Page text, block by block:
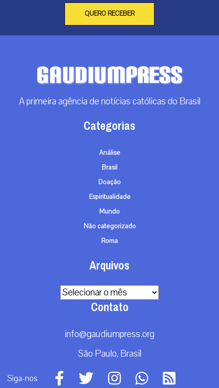
QUERO RECEBER
A primeira agência de notícias católicas do Brasil
Categorias
Análise
Brasil
Doação
Espiritualidade
Mundo
Não categorizado
Roma
Arquivos
Arquivos
Contato
info@gaudiumpress.org
São Paulo, Brasil
Siga-nos